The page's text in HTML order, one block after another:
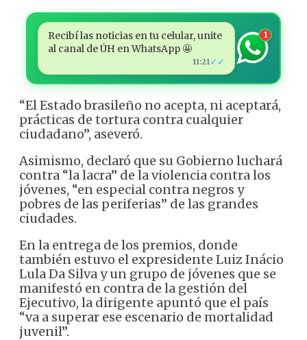
Recibí las noticias en tu celular, unite
al canal de ÚH en WhatsApp 🤩
11:21 ✓✓
1
“El Estado brasileño no acepta, ni aceptará,
prácticas de tortura contra cualquier
ciudadano”, aseveró.
Asimismo, declaró que su Gobierno luchará
contra “la lacra” de la violencia contra los
jóvenes, “en especial contra negros y
pobres de las periferias” de las grandes
ciudades.
En la entrega de los premios, donde
también estuvo el expresidente Luiz Inácio
Lula Da Silva y un grupo de jóvenes que se
manifestó en contra de la gestión del
Ejecutivo, la dirigente apuntó que el país
“va a superar ese escenario de mortalidad
juvenil”.